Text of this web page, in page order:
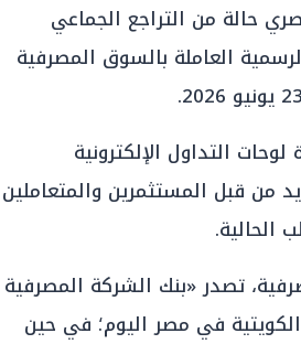
حالة من التراجع الجماعي
العاملة بالسوق المصرفية
التداول الإلكترونية
من قبل المستثمرين والمتعاملين
الحالية.
تصدر «بنك الشركة المصرفية
في مصر اليوم؛ في حين